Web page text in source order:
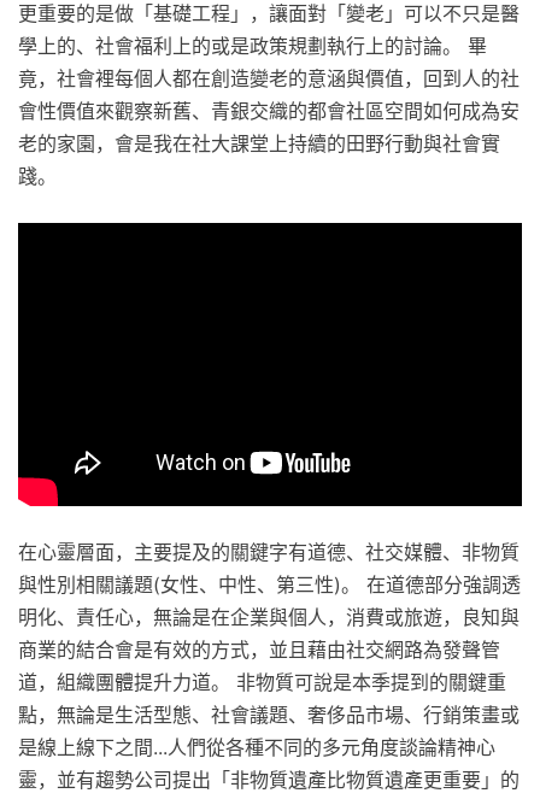
更重要的是做「基礎工程」，讓面對「變老」可以不只是醫
學上的、社會福利上的或是政策規劃執行上的討論。 畢
竟，社會裡每個人都在創造變老的意涵與價值，回到人的社
會性價值來觀察新舊、青銀交織的都會社區空間如何成為安
老的家園，會是我在社大課堂上持續的田野行動與社會實
踐。
在心靈層面，主要提及的關鍵字有道德、社交媒體、非物質
與性別相關議題(女性、中性、第三性)。 在道德部分強調透
明化、責任心，無論是在企業與個人，消費或旅遊，良知與
商業的結合會是有效的方式，並且藉由社交網路為發聲管
道，組織團體提升力道。 非物質可說是本季提到的關鍵重
點，無論是生活型態、社會議題、奢侈品市場、行銷策畫或
是線上線下之間...人們從各種不同的多元角度談論精神心
靈，並有趨勢公司提出「非物質遺產比物質遺產更重要」的